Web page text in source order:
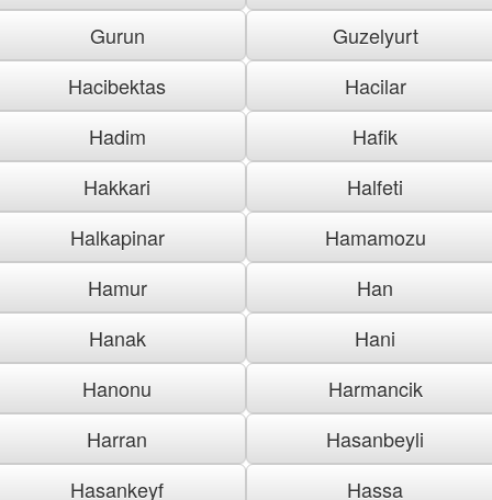
Gurun
Guzelyurt
Hacibektas
Hacilar
Hadim
Hafik
Hakkari
Halfeti
Halkapinar
Hamamozu
Hamur
Han
Hanak
Hani
Hanonu
Harmancik
Harran
Hasanbeyli
Hasankeyf
Hassa